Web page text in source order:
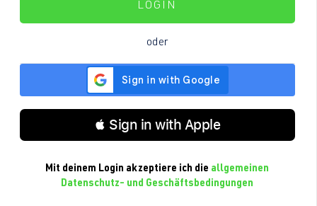
LOGIN
oder
 Sign in with Apple
Mit deinem Login akzeptiere ich die allgemeinen
Datenschutz- und Geschäftsbedingungen